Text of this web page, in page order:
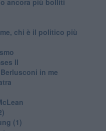
chi è il politico più
II
in me
(1)